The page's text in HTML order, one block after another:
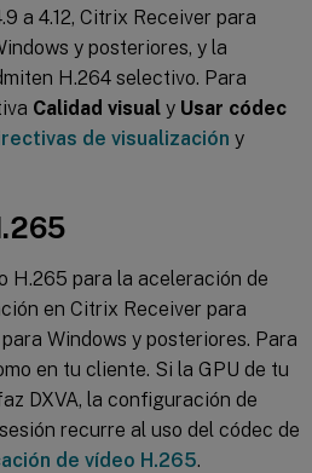
a 4.12, Citrix Receiver para
y posteriores, y la
H.264 selectivo. Para
Calidad visual y Usar códec
de visualización y
H.265 para la aceleración de
en Citrix Receiver para
Windows y posteriores. Para
en tu cliente. Si la GPU de tu
DXVA, la configuración de
recurre al uso del códec de
de vídeo H.265.